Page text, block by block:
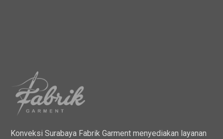
Konveksi Surabaya Fabrik Garment menyediakan layanan